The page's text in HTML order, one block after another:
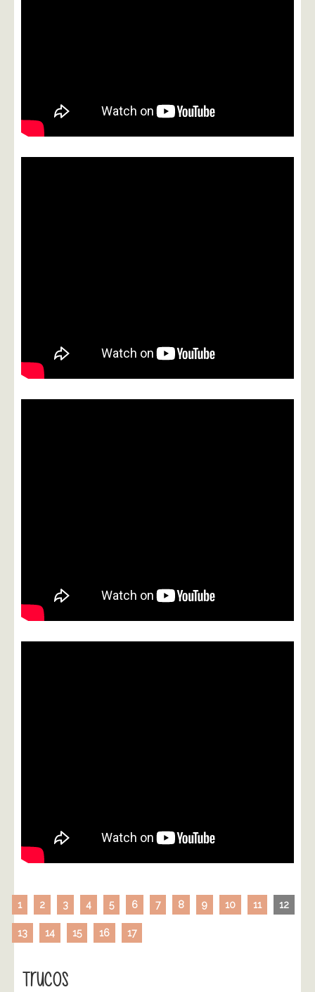
1 2 3 4 5 6 7 8 9 10 11 12
13 14 15 16 17
Trucos